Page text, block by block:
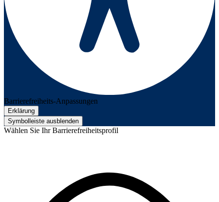
Barrierefreiheits-Anpassungen
Erklärung
Symbolleiste ausblenden
Wählen Sie Ihr Barrierefreiheitsprofil